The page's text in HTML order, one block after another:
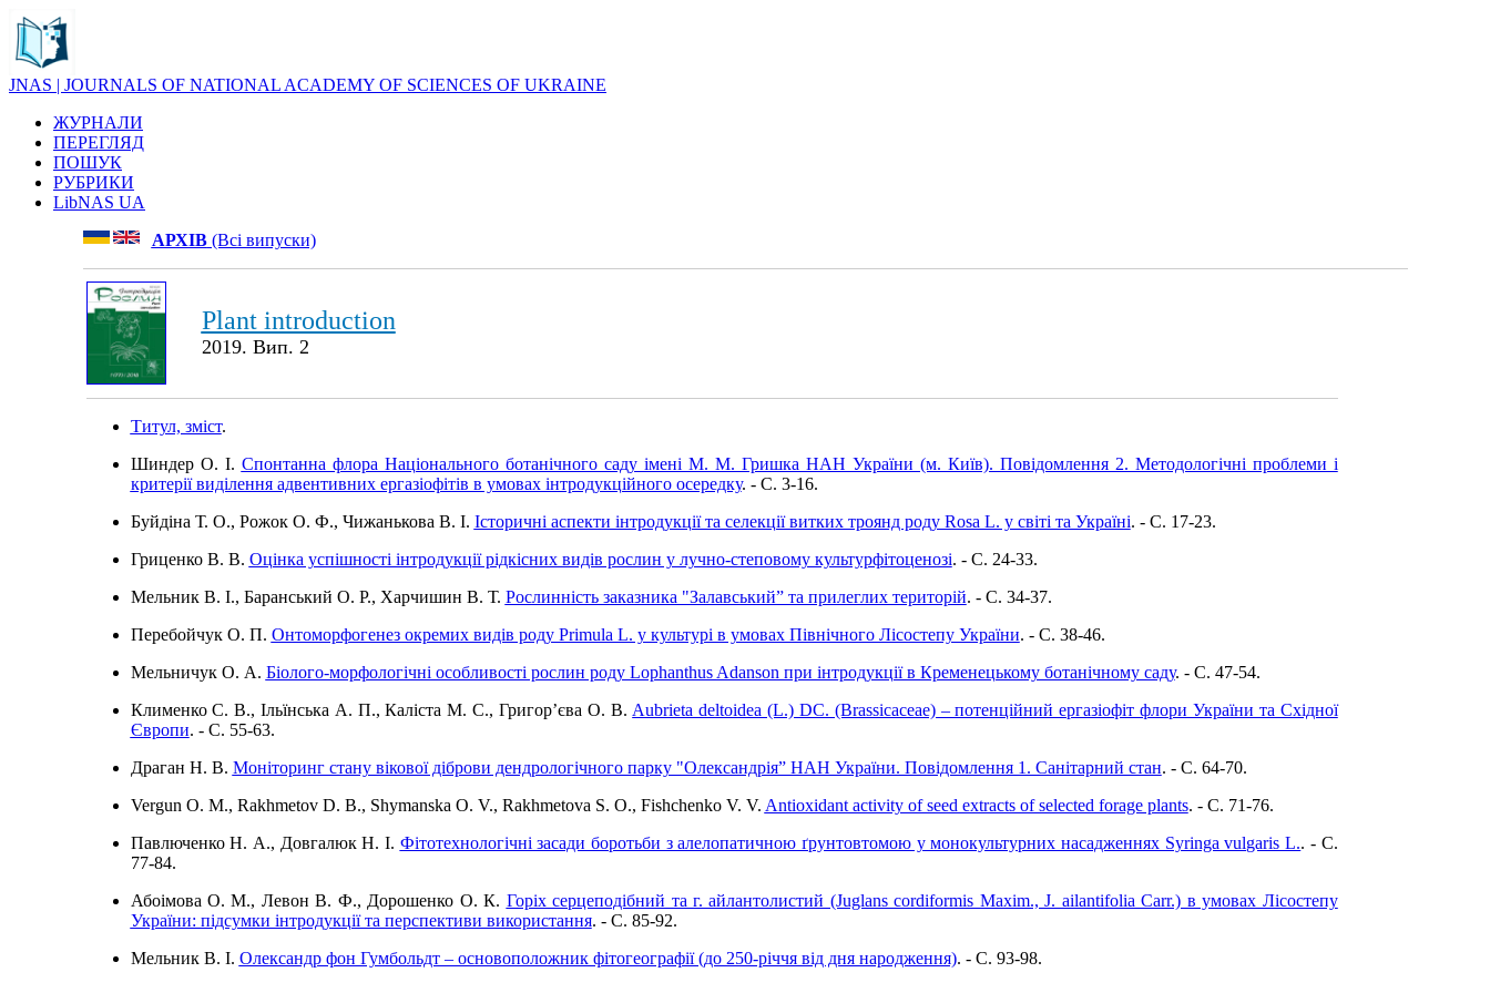
JNAS | JOURNALS OF NATIONAL ACADEMY OF SCIENCES OF UKRAINE
ЖУРНАЛИ
ПЕРЕГЛЯД
ПОШУК
РУБРИКИ
LibNAS UA
АРХІВ(Всі випуски)
Plant introduction
2019. Вип. 2
Титул, зміст.
Шиндер О. І. Спонтанна флора Національного ботанічного саду імені М. М. Гришка НАН України (м. Київ). Повідомлення 2. Методологічні проблеми і
критерії виділення адвентивних ергазіофітів в умовах інтродукційного осередку. - C. 3-16.
Буйдіна Т. О., Рожок О. Ф., Чижанькова В. І. Історичні аспекти інтродукції та селекції витких троянд роду Rosa L. у світі та Україні. - C. 17-23.
Гриценко В. В. Оцінка успішності інтродукції рідкісних видів рослин у лучно-степовому культурфітоценозі. - C. 24-33.
Мельник В. І., Баранський О. Р., Харчишин В. Т. Рослинність заказника "Залавський” та прилеглих територій. - C. 34-37.
Перебойчук О. П. Онтоморфогенез окремих видів роду Primula L. у культурі в умовах Північного Лісостепу України. - C. 38-46.
Мельничук О. А. Біолого-морфологічні особливості рослин роду Lophanthus Adanson при інтродукції в Кременецькому ботанічному саду. - C. 47-54.
Клименко С. В., Ільїнська А. П., Каліста М. С., Григор’єва О. В. Aubrieta deltoidea (L.) DC. (Brassicaceae) – потенційний ергазіофіт флори України та Східної
Європи. - C. 55-63.
Драган Н. В. Моніторинг стану вікової діброви дендрологічного парку "Олександрія” НАН України. Повідомлення 1. Санітарний стан. - C. 64-70.
Vergun O. M., Rakhmetov D. B., Shymanska O. V., Rakhmetova S. O., Fishchenko V. V. Antioxidant activity of seed extracts of selected forage plants. - C. 71-76.
Павлюченко Н. А., Довгалюк Н. І. Фітотехнологічні засади боротьби з алелопатичною ґрунтовтомою у монокультурних насадженнях Syringa vulgaris L.. - C.
77-84.
Абоімова О. М., Левон В. Ф., Дорошенко О. К. Горіх серцеподібний та г. айлантолистий (Juglans cordiformis Maxim., J. ailantifolia Carr.) в умовах Лісостепу
України: підсумки інтродукції та перспективи використання. - C. 85-92.
Мельник В. І. Олександр фон Гумбольдт – основоположник фітогеографії (до 250-річчя від дня народження). - C. 93-98.